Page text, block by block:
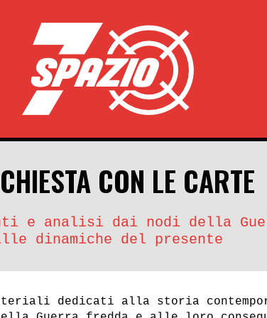
CON LE CARTE
e analisi dai nodi della
dinamiche del presente
dedicati alla storia